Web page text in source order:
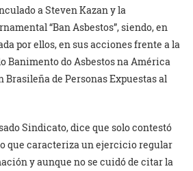
a Steven Kazan y la
“Ban Asbestos”, siendo, en
por ellos, en sus acciones frente a la
Banimento do Asbestos na América
Brasileña de Personas Expuestas al
Sindicato, dice que solo contestó
que caracteriza un ejercicio regular
y aunque no se cuidó de citar la